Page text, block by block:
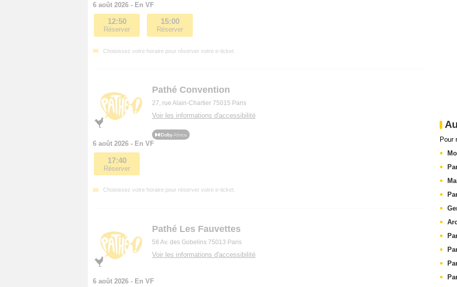
6 août 2026 - En VF
12:50
Réserver
15:00
Réserver
Choisissez votre horaire pour réserver votre e-ticket.
Pathé Convention
27, rue Alain-Chartier 75015 Paris
Voir les informations d'accessibilité
6 août 2026 - En VF
17:40
Réserver
Choisissez votre horaire pour réserver votre e-ticket.
Pathé Les Fauvettes
58 Av. des Gobelins 75013 Paris
Voir les informations d'accessibilité
6 août 2026 - En VF
Pour